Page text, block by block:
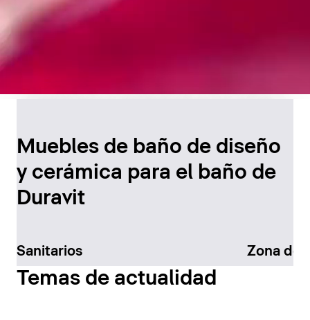
el baño
Descúbralo ahora
Muebles de baño de diseño
y cerámica para el baño de
Duravit
Sanitarios Zona de
Temas de actualidad